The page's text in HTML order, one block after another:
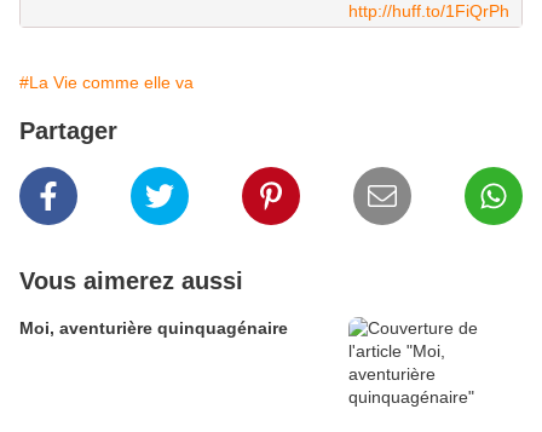
http://huff.to/1FiQrPh
#La Vie comme elle va
Partager
Vous aimerez aussi
Moi, aventurière quinquagénaire